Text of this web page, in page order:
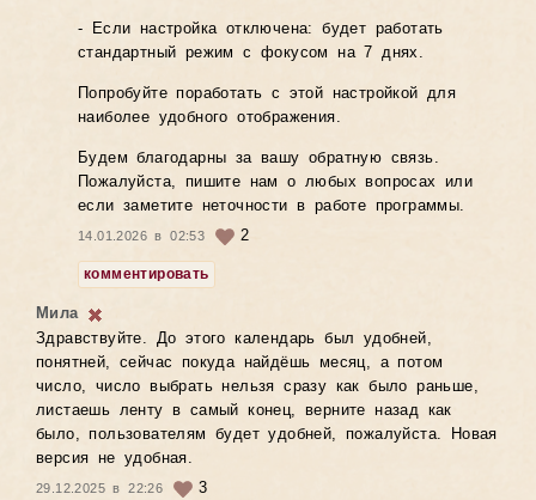
- Если настройка отключена: будет работать
стандартный режим с фокусом на 7 днях.
Попробуйте поработать с этой настройкой для
наиболее удобного отображения.
Будем благодарны за вашу обратную связь.
Пожалуйста, пишите нам о любых вопросах или
если заметите неточности в работе программы.
14.01.2026 в 02:53 2
комментировать
Мила
Здравствуйте. До этого календарь был удобней,
понятней, сейчас покуда найдёшь месяц, а потом
число, число выбрать нельзя сразу как было раньше,
листаешь ленту в самый конец, верните назад как
было, пользователям будет удобней, пожалуйста. Новая
версия не удобная.
29.12.2025 в 22:26
3